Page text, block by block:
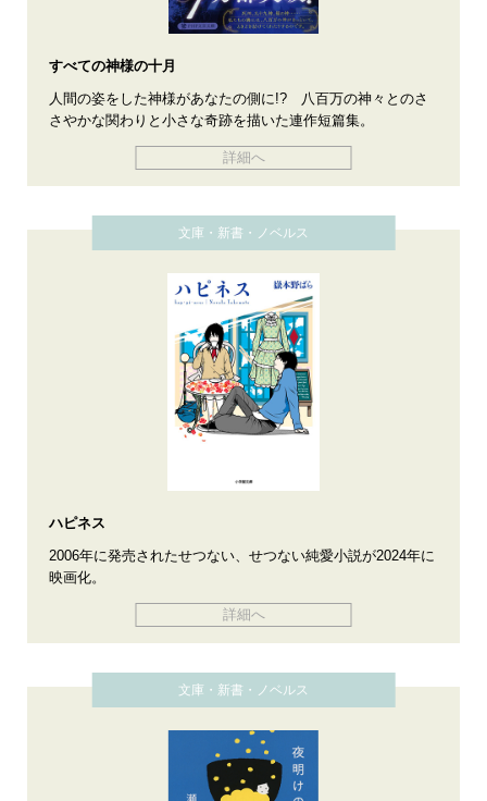
すべての神様の十月
人間の姿をした神様があなたの側に!? 八百万の神々とのさ
さやかな関わりと小さな奇跡を描いた連作短篇集。
詳細へ
文庫・新書・ノベルス
ハピネス
2006年に発売されたせつない、せつない純愛小説が2024年に
映画化。
詳細へ
文庫・新書・ノベルス